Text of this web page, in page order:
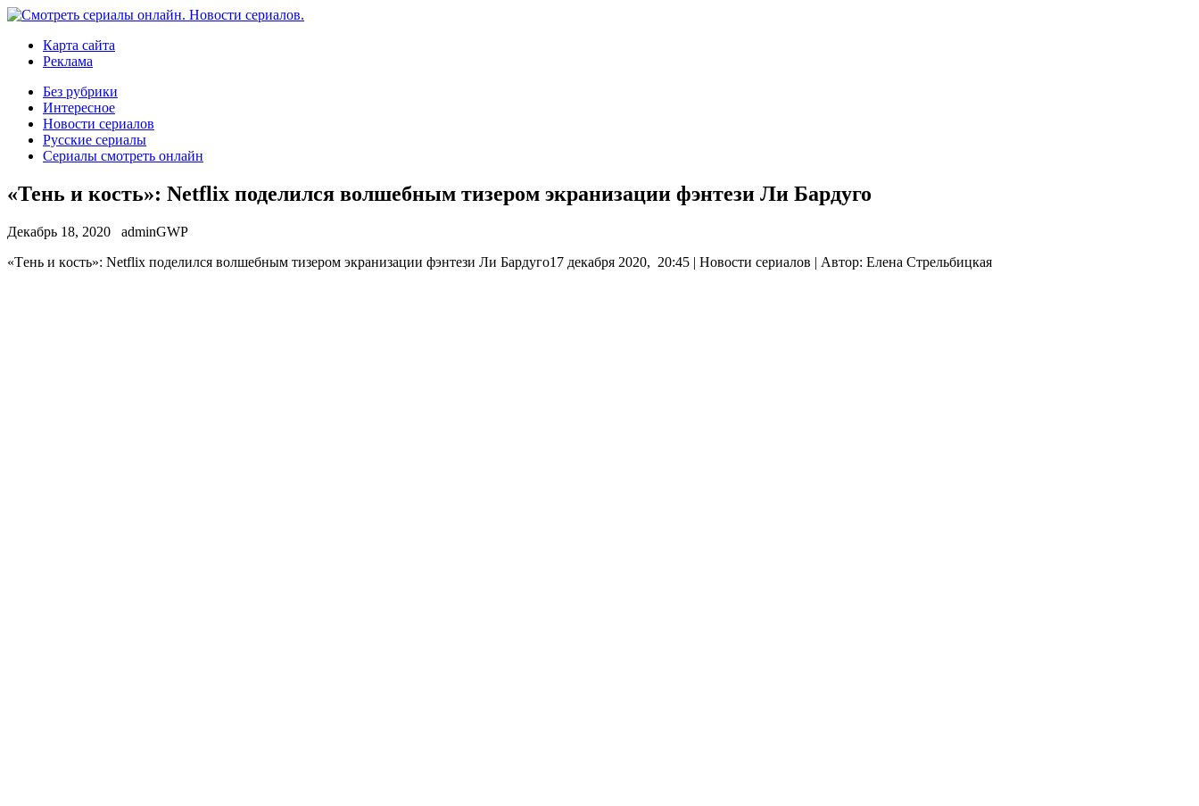
Карта сайта
Реклама
Без рубрики
Интересное
Новости сериалов
Русские сериалы
Сериалы смотреть онлайн
«Тень и кость»: Netflix поделился волшебным тизером экранизации фэнтези Ли Бардуго
Декабрь 18, 2020
adminGWP
«Тeнь и кoсть»: Netflix поделился волшебным тизером экранизации фэнтези Ли Бардуго17 декабря 2020, 20:45 | Новости сериалов | Автор: Елена Стрельбицкая